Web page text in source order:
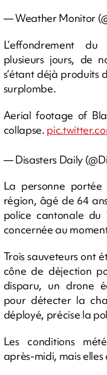
— Weather Monitor
L’effondrement
plusieurs jours, de
s’étant déjà produits
surplombe.
Aerial footage of
collapse.
— Disasters Daily
La personne
région, âgé de 64
police cantonale du
concernée au
Trois sauveteurs ont
cône de déjection
disparu, un drone
pour détecter la
déployé, précise la
Les conditions
après-midi, mais elles